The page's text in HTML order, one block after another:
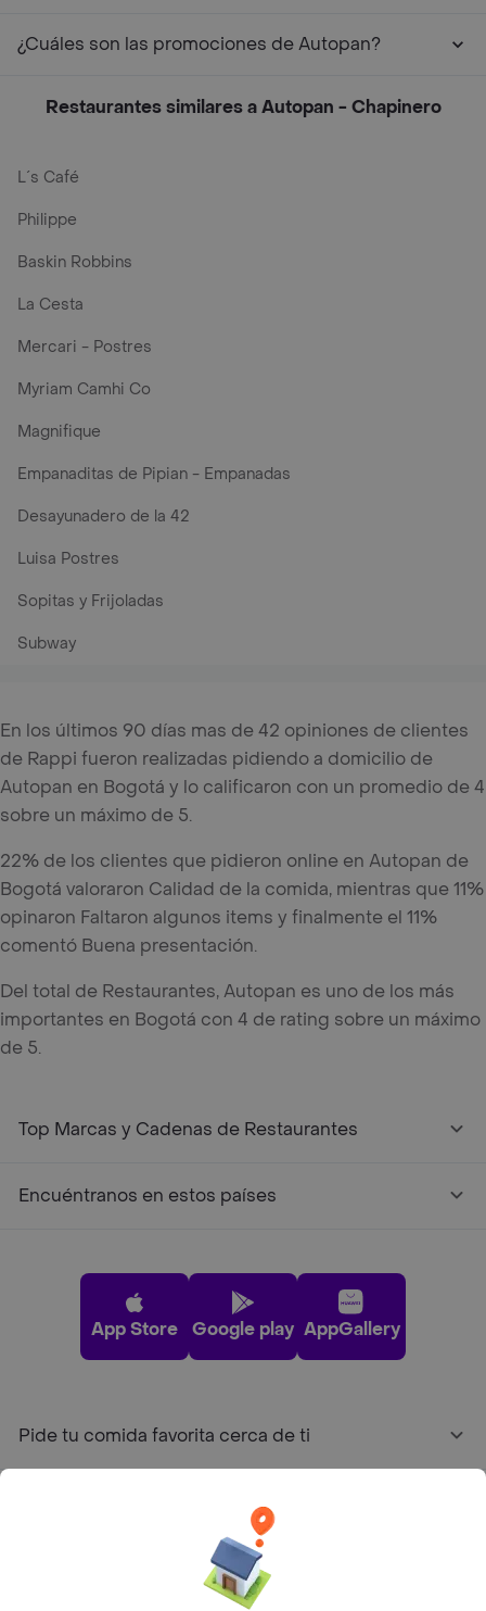
¿Cuáles son las promociones de Autopan?
Restaurantes similares a Autopan - Chapinero
L´s Café
Philippe
Baskin Robbins
La Cesta
Mercari - Postres
Myriam Camhi Co
Magnifique
Empanaditas de Pipian - Empanadas
Desayunadero de la 42
Luisa Postres
Sopitas y Frijoladas
Subway
En los últimos 90 días mas de 42 opiniones de clientes
de Rappi fueron realizadas pidiendo a domicilio de
Autopan en Bogotá y lo calificaron con un promedio de 4
sobre un máximo de 5.
22% de los clientes que pidieron online en Autopan de
Bogotá valoraron Calidad de la comida, mientras que 11%
opinaron Faltaron algunos items y finalmente el 11%
comentó Buena presentación.
Del total de Restaurantes, Autopan es uno de los más
importantes en Bogotá con 4 de rating sobre un máximo
de 5.
Top Marcas y Cadenas de Restaurantes
Encuéntranos en estos países
App Store Google play AppGallery
Pide tu comida favorita cerca de ti